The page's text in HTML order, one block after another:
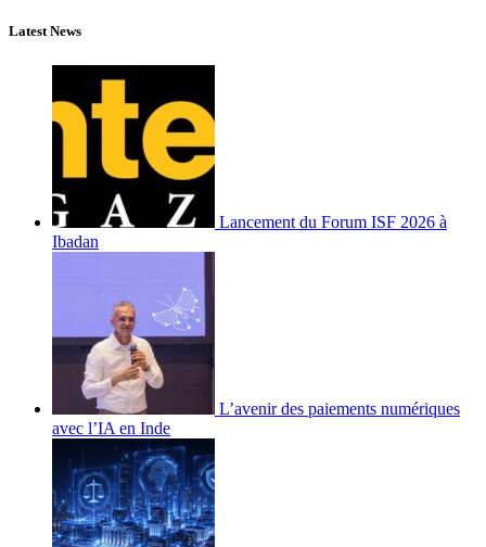
Latest News
Lancement du Forum ISF 2026 à
Ibadan
L’avenir des paiements numériques
avec l’IA en Inde